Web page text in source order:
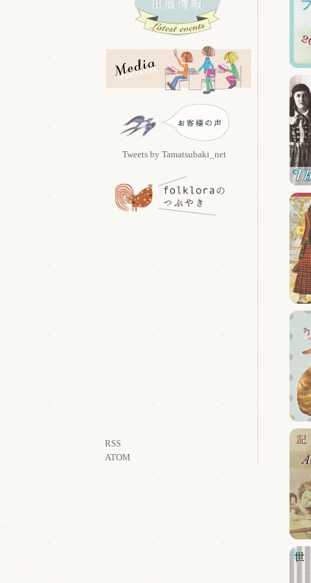
Tweets by Tamatsubaki_net
RSS
ATOM